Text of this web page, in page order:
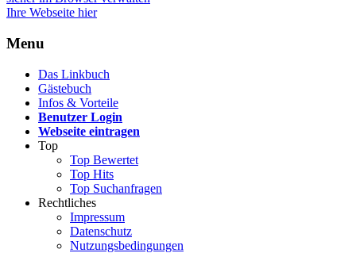
Ihre Webseite hier
Menu
Das Linkbuch
Gästebuch
Infos & Vorteile
Benutzer Login
Webseite eintragen
Top
Top Bewertet
Top Hits
Top Suchanfragen
Rechtliches
Impressum
Datenschutz
Nutzungsbedingungen